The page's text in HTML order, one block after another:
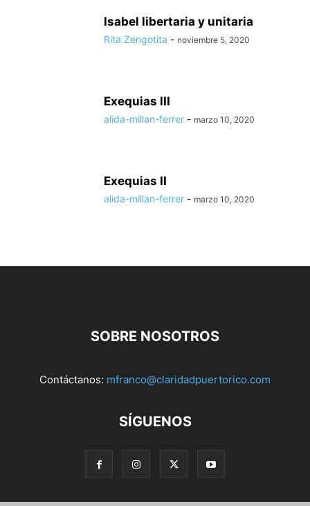
Isabel libertaria y unitaria
Rita Zengotita - noviembre 5, 2020
Exequias III
alida-millan-ferrer - marzo 10, 2020
Exequias II
alida-millan-ferrer - marzo 10, 2020
SOBRE NOSOTROS
Contáctanos: mfranco@claridadpuertorico.com
SÍGUENOS